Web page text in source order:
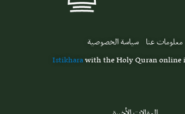
معلومات عنا سياسة الخصوصية
Istikharawith the Holy Quran online